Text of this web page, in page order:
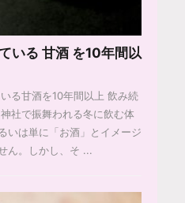
いる 甘酒 を10年間以
る甘酒を10年間以上 飲み続
社で振舞われる冬に飲む体
いは単に「お酒」とイメージ
ん。しかし、そ ...